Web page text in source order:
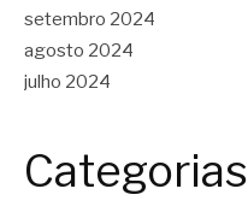
setembro 2024
agosto 2024
julho 2024
Categorias